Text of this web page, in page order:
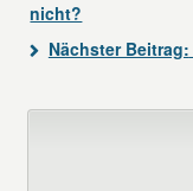
nicht?
Nächster Beitrag: